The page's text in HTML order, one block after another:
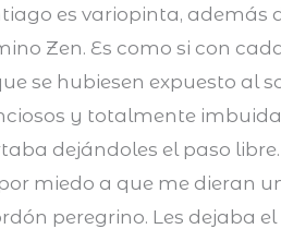
es variopinta,
Zen. Es como si con
se hubiesen expuesto al
y totalmente
dejándoles el paso
miedo a que me dieran
peregrino. Les dejaba